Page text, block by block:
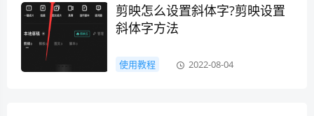
剪映怎么设置斜体字?剪映设置
斜体字方法
使用教程 2022-08-04